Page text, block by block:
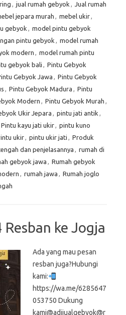
, jual rumah gebyok , Jual rumah
jepara murah , mebel ukir,
gebyok , model pintu gebyok
pintu gebyok , model rumah
modern , model rumah pintu
gebyok bali , Pintu Gebyok
Gebyok Jawa , Pintu Gebyok
, Pintu Gebyok Madura , Pintu
Modern , Pintu Gebyok Murah ,
Ukir Jepara , pintu jati antik ,
Pintu kayu jati ukir, pintu kuno
ukir, pintu ukir jati , Produk
dan penjelasannya , rumah di
gebyok jawa , Rumah gebyok
, rumah jawa , Rumah joglo
ke Jogja
Ada yang mau pesan
resban juga?Hubungi
kami:
https://wa.me/6285647
053750 Dukung
kami@adijualgebyok@r